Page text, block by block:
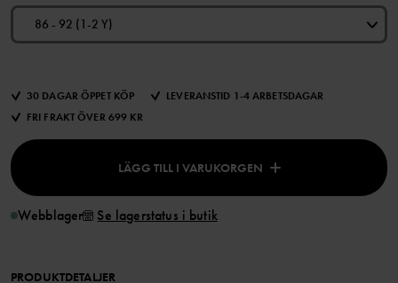
86 - 92 (1-2 Y)
30 DAGAR ÖPPET KÖP
LEVERANSTID 1-4 ARBETSDAGAR
FRI FRAKT ÖVER 699 KR
LÄGG TILL I VARUKORGEN
Webblager Se lagerstatus i butik
PRODUKTDETALJER